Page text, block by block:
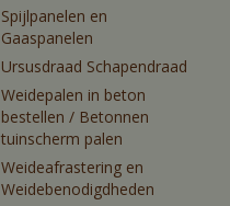
Spijlpanelen en
Gaaspanelen
Ursusdraad Schapendraad
Weidepalen in beton
bestellen / Betonnen
tuinscherm palen
Weideafrastering en
Weidebenodigdheden